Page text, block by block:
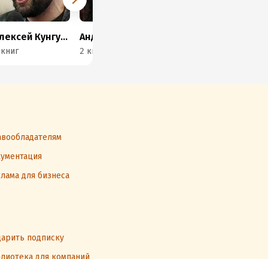
Алексей Кунгуров
2 книги
для бизнеса
подписку
для компаний